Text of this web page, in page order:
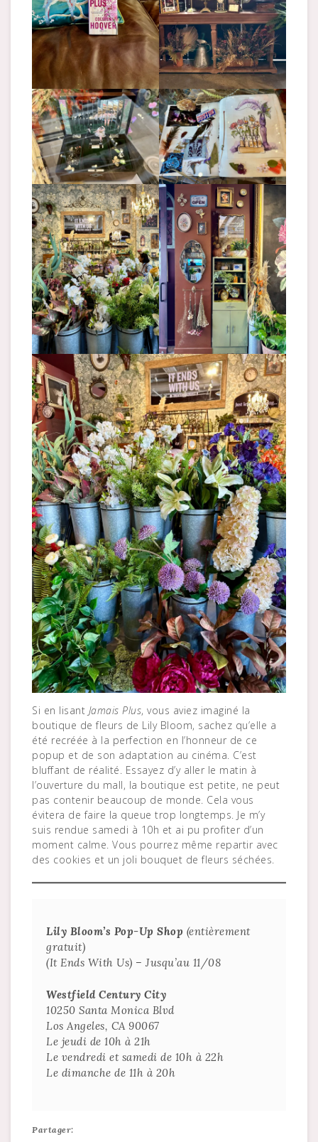
Si en lisant Jamais Plus, vous aviez imaginé la
boutique de fleurs de Lily Bloom, sachez qu’elle a
été recréée à la perfection en l’honneur de ce
popup et de son adaptation au cinéma. C’est
bluffant de réalité. Essayez d’y aller le matin à
l’ouverture du mall, la boutique est petite, ne peut
pas contenir beaucoup de monde. Cela vous
évitera de faire la queue trop longtemps. Je m’y
suis rendue samedi à 10h et ai pu profiter d’un
moment calme. Vous pourrez même repartir avec
des cookies et un joli bouquet de fleurs séchées.
Lily Bloom’s Pop-Up Shop (entièrement
gratuit)
(It Ends With Us) – Jusqu’au 11/08
Westfield Century City
10250 Santa Monica Blvd
Los Angeles, CA 90067
Le jeudi de 10h à 21h
Le vendredi et samedi de 10h à 22h
Le dimanche de 11h à 20h
Partager: